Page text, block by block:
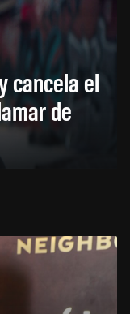
cancela el
de